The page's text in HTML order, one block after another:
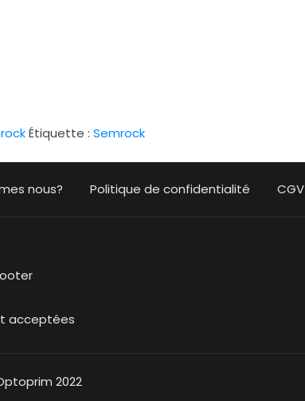
Étiquette : Semrock
nous? Politique de confidentialité CGV
2022